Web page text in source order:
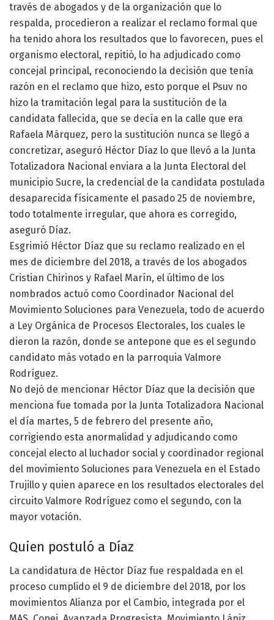
través de abogados y de la organización que lo
respalda, procedieron a realizar el reclamo formal que
ha tenido ahora los resultados que lo favorecen, pues el
organismo electoral, repitió, lo ha adjudicado como
concejal principal, reconociendo la decisión que tenía
razón en el reclamo que hizo, esto porque el Psuv no
hizo la tramitación legal para la sustitución de la
candidata fallecida, que se decía en la calle que era
Rafaela Márquez, pero la sustitución nunca se llegó a
concretizar, aseguró Héctor Díaz lo que llevó a la Junta
Totalizadora Nacional enviara a la Junta Electoral del
municipio Sucre, la credencial de la candidata postulada
desaparecida físicamente el pasado 25 de noviembre,
todo totalmente irregular, que ahora es corregido,
aseguró Díaz.
Esgrimió Héctor Díaz que su reclamo realizado en el
mes de diciembre del 2018, a través de los abogados
Cristian Chirinos y Rafael Marín, el último de los
nombrados actuó como Coordinador Nacional del
Movimiento Soluciones para Venezuela, todo de acuerdo
a Ley Orgánica de Procesos Electorales, los cuales le
dieron la razón, donde se antepone que es el segundo
candidato más votado en la parroquia Valmore
Rodríguez.
No dejó de mencionar Héctor Díaz que la decisión que
menciona fue tomada por la Junta Totalizadora Nacional
el día martes, 5 de febrero del presente año,
corrigiendo esta anormalidad y adjudicando como
concejal electo al luchador social y coordinador regional
del movimiento Soluciones para Venezuela en el Estado
Trujillo y quien aparece en los resultados electorales del
circuito Valmore Rodríguez como el segundo, con la
mayor votación.
Quien postuló a Díaz
La candidatura de Héctor Díaz fue respaldada en el
proceso cumplido el 9 de diciembre del 2018, por los
movimientos Alianza por el Cambio, integrada por el